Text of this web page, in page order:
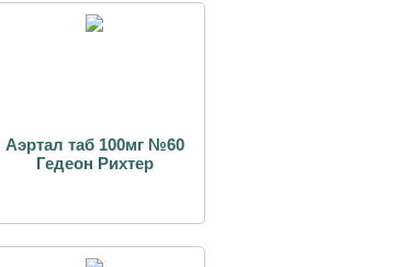
Аэртал таб 100мг №60
Гедеон Рихтер